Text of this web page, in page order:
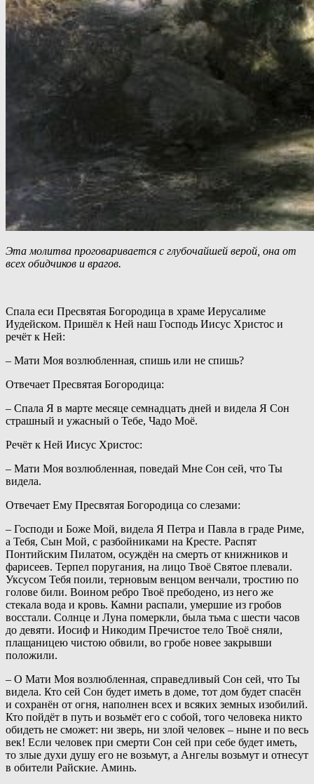
Эта молитва проговаривается с глубочайшей верой, она от
всех обидчиков и врагов.
Спала еси Пресвятая Богородица в храме Иерусалиме
Иудейском. Пришёл к Ней наш Господь Иисус Христос и
речёт к Ней:
– Мати Моя возлюбленная, спишь или не спишь?
Отвечает Пресвятая Богородица:
– Спала Я в марте месяце семнадцать дней и видела Я Сон
страшный и ужасный о Тебе, Чадо Моё.
Речёт к Ней Иисус Христос:
– Мати Моя возлюбленная, поведай Мне Сон сей, что Ты
видела.
Отвечает Ему Пресвятая Богородица со слезами:
– Господи и Боже Мой, видела Я Петра и Павла в граде Риме,
а Тебя, Сын Мой, с разбойниками на Кресте. Распят
Понтийским Пилатом, осуждён на смерть от книжников и
фарисеев. Терпел поругания, на лицо Твоё Святое плевали.
Уксусом Тебя поили, терновым венцом венчали, тростию по
голове били. Воином ребро Твоё пребодено, из него же
стекала вода и кровь. Камни распали, умершие из гробов
восстали. Солнце и Луна померкли, была тьма с шести часов
до девяти. Иосиф и Никодим Пречистое тело Твоё сняли,
плащаницею чистою обвили, во гробе новее закрывши
положили.
– О Мати Моя возлюбленная, справедливый Сон сей, что Ты
видела. Кто сей Сон будет иметь в доме, тот дом будет спасён
и сохранён от огня, наполнен всех и всяких земных изобилий.
Кто пойдёт в путь и возьмёт его с собой, того человека никто
обидеть не сможет: ни зверь, ни злой человек – ныне и по весь
век! Если человек при смерти Сон сей при себе будет иметь,
то злые духи душу его не возьмут, а Ангелы возьмут и отнесут
в обители Райские. Аминь.